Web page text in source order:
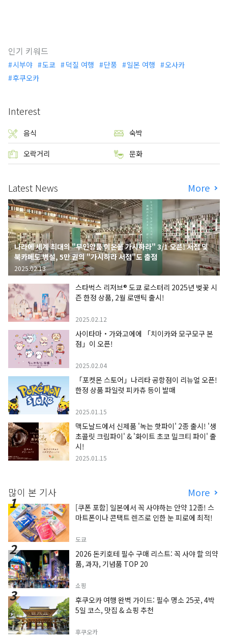
인기 키워드
시부야 도쿄 덕질 여행 단풍 일본 여행
오사카
후쿠오카
Interest
음식 숙박
오락거리 문화
Latest News More
나라에 세계 최대의 "무인양품 이온몰 가시하라" 3/1 오픈! 서점 및
북카페도 병설, 5만 권의 "가시하라 서점"도 출점
2025.02.13
스타벅스 리저브® 도쿄 로스터리 2025년 벚꽃 시
즌 한정 상품, 2월 로맨틱 출시!
2025.02.12
사이타마・가와고에에 「치이카와 모구모구 본
점」이 오픈!
2025.02.04
「포켓몬 스토어」나리타 공항점이 리뉴얼 오픈!
한정 상품 파일럿 피카츄 등이 발매
2025.01.15
맥도날드에서 신제품 '녹는 핫파이' 2종 출시! '생
초콜릿 크림파이' & '화이트 초코 밀크티 파이' 출
시!
2025.01.15
많이 본 기사 More
[쿠폰 포함] 일본에서 꼭 사야하는 안약 12종! 스
마트폰이나 콘택트 렌즈로 인한 눈 피로에 최적!
도쿄
2026 돈키호테 필수 구매 리스트: 꼭 사야 할 의약
품, 과자, 기념품 TOP 20
쇼핑
후쿠오카 여행 완벽 가이드: 필수 명소 25곳, 4박
5일 코스, 맛집 & 쇼핑 추천
후쿠오카